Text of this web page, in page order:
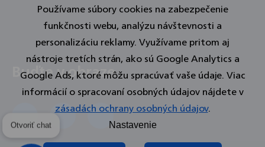
Používame súbory cookies na zabezpečenie
funkčnosti webu, analýzu návštevnosti a
personalizáciu reklamy. Využívame pritom aj
nástroje tretích strán, ako sú Google Analytics a
Google Ads, ktoré môžu spracúvať vaše údaje. Viac
informácií o spracovaní osobných údajov nájdete v
zásadách ochrany osobných údajov.
Nastavenie